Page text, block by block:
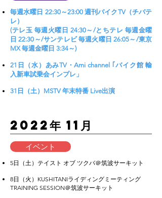
毎週水曜日 22:30～23:00 週刊バイクTV（チバテ
レ）
(テレ玉 毎週火曜日 24:30～/とちテレ 毎週金曜
日 22:30～/サンテレビ 毎週火曜日 26:05～/東京
MX 毎週金曜日 3:34～)
21日（水）あみTV・Ami channel ｢バイク館 輸
入新車試乗会インプレ」
31日（土）MSTV 年末特番 Live出演
​2022年 11月
イベント
5日（土）テイスト オブ ツクバ＠筑波サーキット
8日（火）KUSHITANIライディングミーティング
TRAINING SESSION＠筑波サーキット